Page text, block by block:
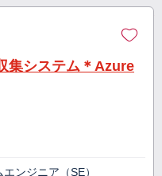
集システム＊Azure
ンジニア（SE）